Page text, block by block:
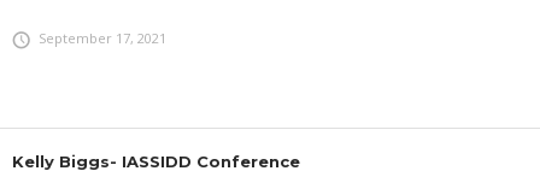
September 17, 2021
Kelly Biggs- IASSIDD Conference